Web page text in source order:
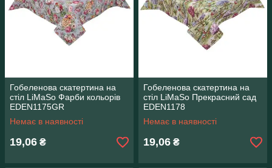
Гобеленова скатертина на
стіл LiMaSo Фарби кольорів
EDEN1175GR
Немає в наявності
19,06 ₴
Гобеленова скатертина на
стіл LiMaSo Прекрасний сад
EDEN1178
Немає в наявності
19,06 ₴